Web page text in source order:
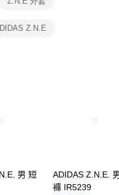
先享後付」服務完成之交
：
Z.N.E
男 短
ADIDAS Z.N.E.
褲 IR5239